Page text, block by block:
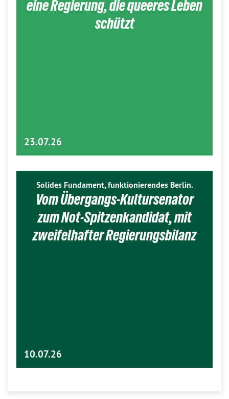
eine Regierung, die queeres Leben
schützt
23.07.26
Solides Fundament, funktionierendes Berlin.
Vom Übergangs-Kultursenator
zum Not-Spitzenkandidat, mit
zweifelhafter Regierungsbilanz
10.07.26